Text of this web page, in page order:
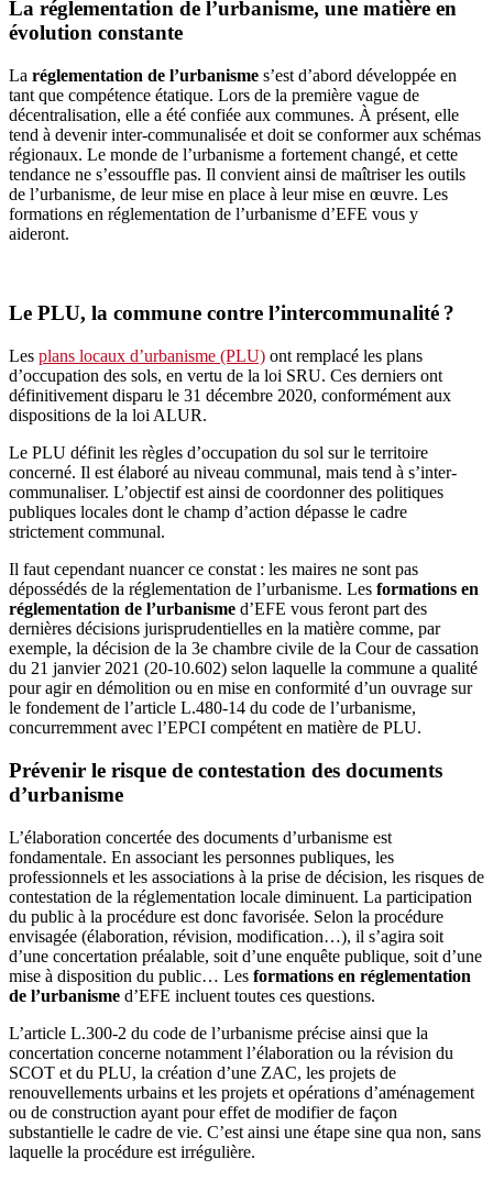
La réglementation de l’urbanisme, une matière en
évolution constante
La réglementation de l’urbanisme s’est d’abord développée en
tant que compétence étatique. Lors de la première vague de
décentralisation, elle a été confiée aux communes. À présent, elle
tend à devenir inter-communalisée et doit se conformer aux schémas
régionaux. Le monde de l’urbanisme a fortement changé, et cette
tendance ne s’essouffle pas. Il convient ainsi de maîtriser les outils
de l’urbanisme, de leur mise en place à leur mise en œuvre. Les
formations en réglementation de l’urbanisme d’EFE vous y
aideront.
Le PLU, la commune contre l’intercommunalité ?
Les plans locaux d’urbanisme (PLU) ont remplacé les plans
d’occupation des sols, en vertu de la loi SRU. Ces derniers ont
définitivement disparu le 31 décembre 2020, conformément aux
dispositions de la loi ALUR.
Le PLU définit les règles d’occupation du sol sur le territoire
concerné. Il est élaboré au niveau communal, mais tend à s’inter-
communaliser. L’objectif est ainsi de coordonner des politiques
publiques locales dont le champ d’action dépasse le cadre
strictement communal.
Il faut cependant nuancer ce constat : les maires ne sont pas
dépossédés de la réglementation de l’urbanisme. Les formations en
réglementation de l’urbanisme d’EFE vous feront part des
dernières décisions jurisprudentielles en la matière comme, par
exemple, la décision de la 3e chambre civile de la Cour de cassation
du 21 janvier 2021 (20-10.602) selon laquelle la commune a qualité
pour agir en démolition ou en mise en conformité d’un ouvrage sur
le fondement de l’article L.480-14 du code de l’urbanisme,
concurremment avec l’EPCI compétent en matière de PLU.
Prévenir le risque de contestation des documents
d’urbanisme
L’élaboration concertée des documents d’urbanisme est
fondamentale. En associant les personnes publiques, les
professionnels et les associations à la prise de décision, les risques de
contestation de la réglementation locale diminuent. La participation
du public à la procédure est donc favorisée. Selon la procédure
envisagée (élaboration, révision, modification…), il s’agira soit
d’une concertation préalable, soit d’une enquête publique, soit d’une
mise à disposition du public… Les formations en réglementation
de l’urbanisme d’EFE incluent toutes ces questions.
L’article L.300-2 du code de l’urbanisme précise ainsi que la
concertation concerne notamment l’élaboration ou la révision du
SCOT et du PLU, la création d’une ZAC, les projets de
renouvellements urbains et les projets et opérations d’aménagement
ou de construction ayant pour effet de modifier de façon
substantielle le cadre de vie. C’est ainsi une étape sine qua non, sans
laquelle la procédure est irrégulière.